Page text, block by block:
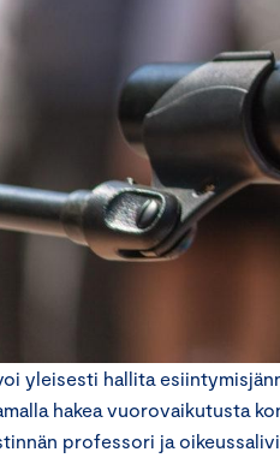
yleisesti hallita
hakea vuorovaikutusta
professori ja